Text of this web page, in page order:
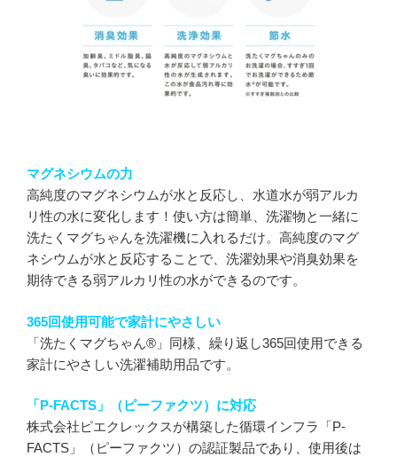
マグネシウムの力
高純度のマグネシウムが水と反応し、水道水が弱アルカ
リ性の水に変化します！使い方は簡単、洗濯物と一緒に
洗たくマグちゃんを洗濯機に入れるだけ。高純度のマグ
ネシウムが水と反応することで、洗濯効果や消臭効果を
期待できる弱アルカリ性の水ができるのです。
365回使用可能で家計にやさしい
「洗たくマグちゃん®」同様、繰り返し365回使用できる
家計にやさしい洗濯補助用品です。
「P-FACTS」（ピーファクツ）に対応
株式会社ピエクレックスが構築した循環インフラ「P-
FACTS」（ピーファクツ）の認証製品であり、使用後は